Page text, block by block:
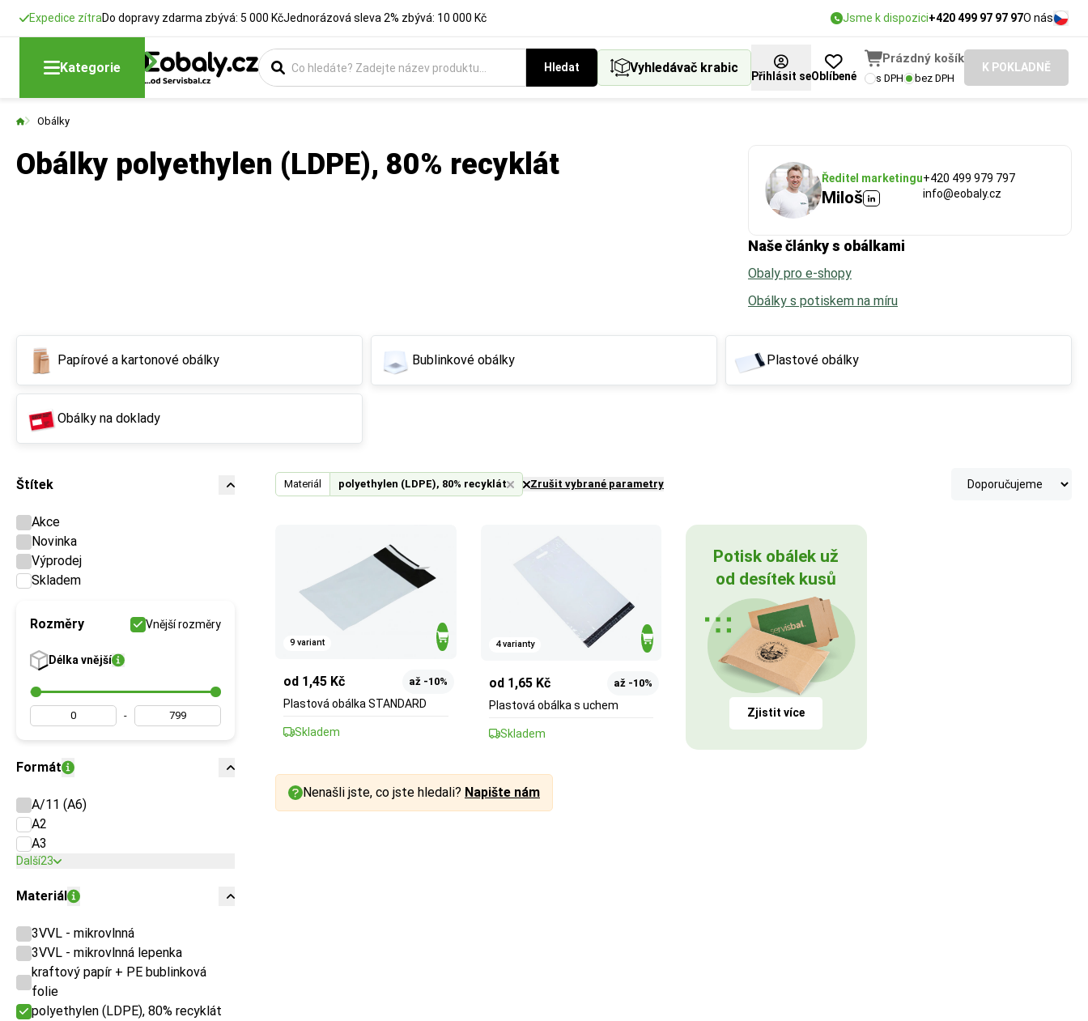
Expedice zítraDo dopravy zdarma zbývá: 5 000 KčJednorázová sleva 2% zbývá: 10 000 Kč Jsme k dispozici+420 499 97 97 97O nás
Kategorie Hledat Vyhledávač krabic
Přihlásit seOblíbené
Prázdný košík
s DPH bez DPH
K POKLADNĚ
Obálky
Obálky polyethylen (LDPE), 80% recyklát Ředitel marketingu
Miloš
+420 499 979 797
info@eobaly.cz
Naše články s obálkami
Obaly pro e-shopy
Obálky s potiskem na míru
Papírové a kartonové obálky Bublinkové obálky Plastové obálky
Obálky na doklady
Štítek
Akce
Novinka
Výprodej
Skladem
Rozměry Vnější rozměry
Délka vnější
-
Formát
A/11 (A6)
A2
A3
Další23
Materiál
3VVL - mikrovlnná
3VVL - mikrovlnná lepenka
kraftový papír + PE bublinková
folie
polyethylen (LDPE), 80% recyklát
Materiál polyethylen (LDPE), 80% recyklát Zrušit vybrané parametry
9 variant
od 1,45 Kč až -10%
Plastová obálka STANDARD
Skladem
4 varianty
od 1,65 Kč až -10%
Plastová obálka s uchem
Skladem
Potisk obálek už
od desítek kusů
Zjistit více
Nenašli jste, co jste hledali? Napište nám